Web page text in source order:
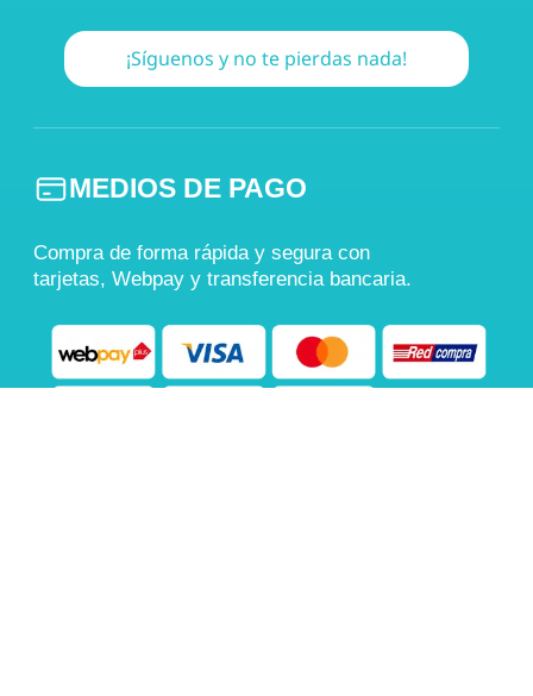
¡Síguenos y no te pierdas nada!
MEDIOS DE PAGO
Compra de forma rápida y segura con
tarjetas, Webpay y transferencia bancaria.